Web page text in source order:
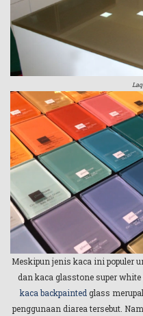
Meskipun jenis kaca ini populer
dan kaca glasstone super
kaca backpainted glass
penggunaan diarea tersebut.